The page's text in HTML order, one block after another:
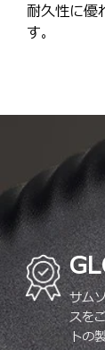
耐久性に優
す。
サム
スを
トの